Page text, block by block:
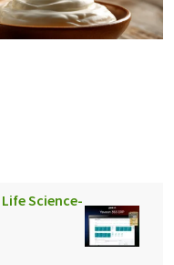
Science-